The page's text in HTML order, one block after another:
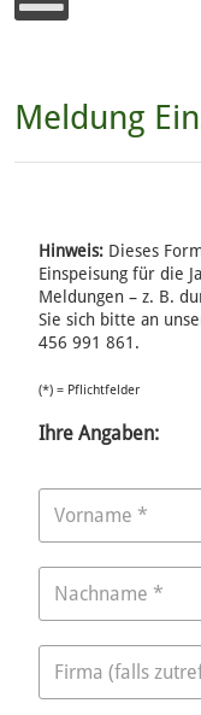
Meldung
Hinweis: Dieses
Einspeisung für die
Meldungen – z. B.
Sie sich bitte an
456 991 861.
(*) = Pflichtfelder
Ihre Angaben: